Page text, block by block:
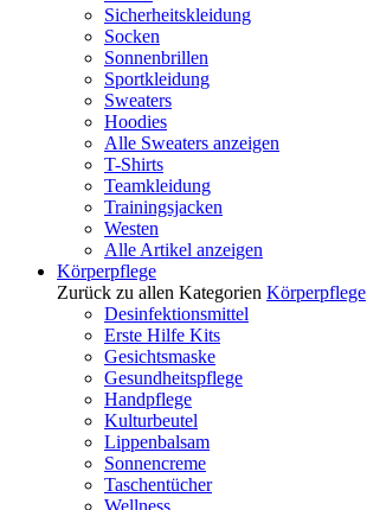
Sicherheitskleidung
Socken
Sonnenbrillen
Sportkleidung
Sweaters
Hoodies
Alle Sweaters anzeigen
T-Shirts
Teamkleidung
Trainingsjacken
Westen
Alle Artikel anzeigen
Körperpflege
Zurück zu allen Kategorien Körperpflege
Desinfektionsmittel
Erste Hilfe Kits
Gesichtsmaske
Gesundheitspflege
Handpflege
Kulturbeutel
Lippenbalsam
Sonnencreme
Taschentücher
Wellness